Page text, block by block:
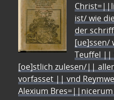
ist/ wie
der
[ue]ssen/
Teuffel ||
[oe]stlich zulesen/||
vorfasset || vnd
Alexium